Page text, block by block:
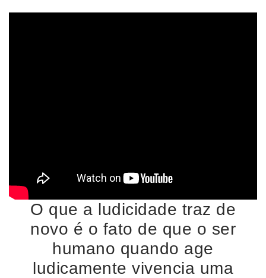
O que a ludicidade traz de
novo é o fato de que o ser
humano quando age
ludicamente vivencia uma